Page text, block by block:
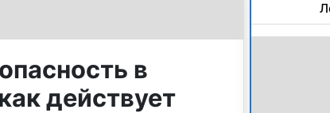
в
действует